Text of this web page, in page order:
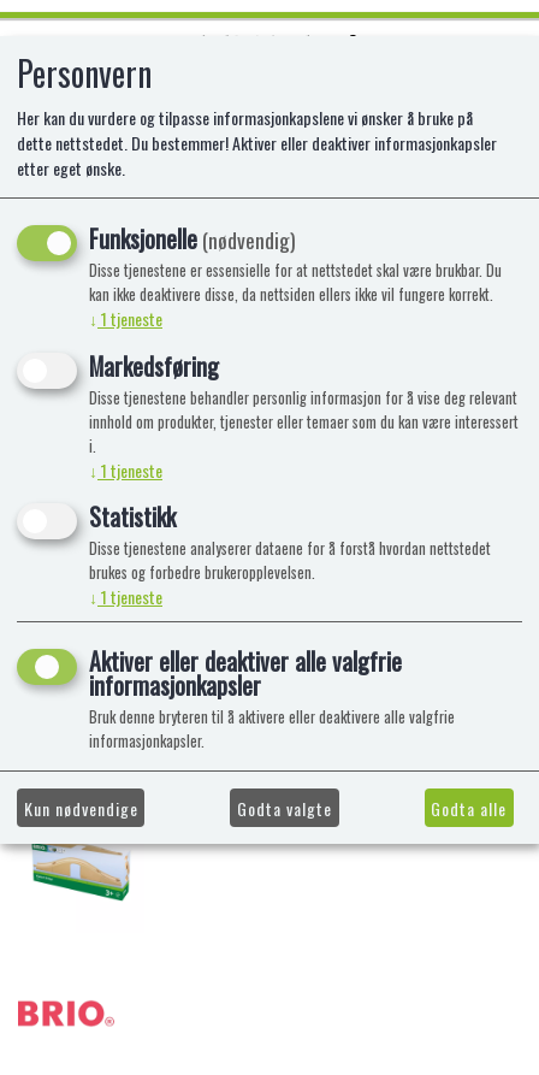
BRIO BROSKINNE STOR
BR-33351
Personvern
Her kan du vurdere og tilpasse informasjonkapslene vi ønsker å bruke på
dette nettstedet. Du bestemmer! Aktiver eller deaktiver informasjonkapsler
etter eget ønske.
Funksjonelle(nødvendig)
Disse tjenestene er essensielle for at nettstedet skal være brukbar. Du
kan ikke deaktivere disse, da nettsiden ellers ikke vil fungere korrekt.
↓ 1tjeneste
Markedsføring
Disse tjenestene behandler personlig informasjon for å vise deg relevant
innhold om produkter, tjenester eller temaer som du kan være interessert
i.
↓ 1tjeneste
Statistikk
Disse tjenestene analyserer dataene for å forstå hvordan nettstedet
brukes og forbedre brukeropplevelsen.
↓ 1tjeneste
Aktiver eller deaktiver alle valgfrie
informasjonkapsler
Bruk denne bryteren til å aktivere eller deaktivere alle valgfrie
informasjonkapsler.
Kun nødvendige Godta valgte Godta alle